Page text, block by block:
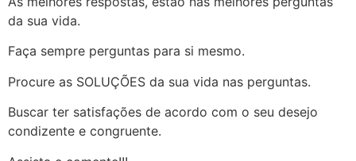
da sua vida.
Faça sempre perguntas para si mesmo.
Procure as SOLUÇÕES da sua vida nas perguntas.
Buscar ter satisfações de acordo com o seu desejo
condizente e congruente.